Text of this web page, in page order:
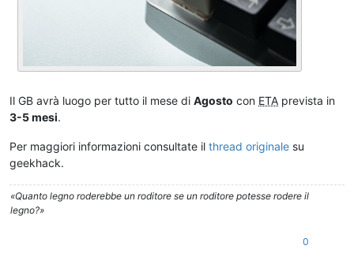
Il GB avrà luogo per tutto il mese di Agosto con ETA prevista in
3-5 mesi.
Per maggiori informazioni consultate il thread originale su
geekhack.
«Quanto legno roderebbe un roditore se un roditore potesse rodere il
legno?»
0